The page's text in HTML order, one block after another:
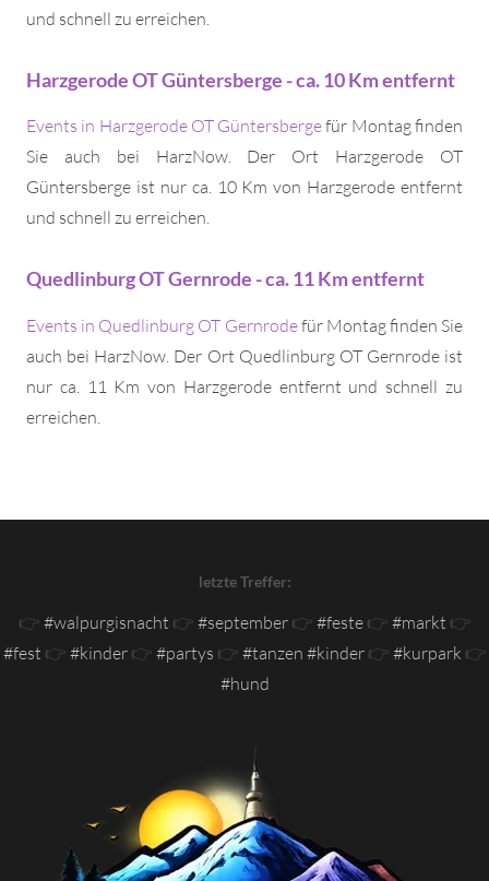
und schnell zu erreichen.
Harzgerode OT Güntersberge - ca. 10 Km entfernt
Events in Harzgerode OT Güntersbergefür Montag finden
Sie auch bei HarzNow. Der Ort Harzgerode OT
Güntersberge ist nur ca. 10 Km von Harzgerode entfernt
und schnell zu erreichen.
Quedlinburg OT Gernrode - ca. 11 Km entfernt
Events in Quedlinburg OT Gernrodefür Montag finden Sie
auch bei HarzNow. Der Ort Quedlinburg OT Gernrode ist
nur ca. 11 Km von Harzgerode entfernt und schnell zu
erreichen.
letzte Treffer:
👉 #walpurgisnacht 👉 #september👉 #feste👉 #markt 👉
#fest 👉 #kinder👉 #partys 👉 #tanzen #kinder👉 #kurpark 👉
#hund